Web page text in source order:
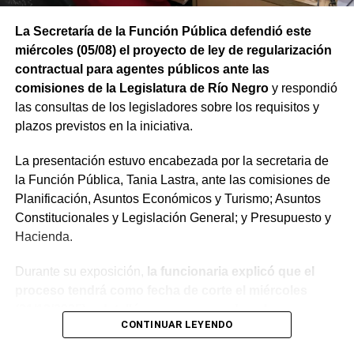
beneficios de estas inversiones”.
Weretilneck estuvo acompañado por los ministros de
Desarrollo Económico y Productivo, Carlos Banacloy; de
Salud, Demetrio Thalasselis y de Hacienda, Gabriel
Sánchez, junto al director ejecutivo de la Unidad
Provincial de Coordinación y Ejecución del
Los proyectos
El programa reúne cinco proyectos estratégicos. En
Guardia Mitre se construirán 85 km de nueva red eléctrica
conexiones rurales, permitirá incorporar bombeo y riego
por hectárea.
La Secretaría de la Función Pública defendió este
miércoles (05/08) el proyecto de ley de regularización
contractual para agentes públicos ante las
comisiones de la Legislatura de Río Negroy respondió
las consultas de los legisladores sobre los requisitos y
plazos previstos en la iniciativa.
La presentación estuvo encabezada por la secretaria de
la Función Pública, Tania Lastra, ante las comisiones de
Planificación, Asuntos Económicos y Turismo; Asuntos
Constitucionales y Legislación General; y Presupuesto y
Hacienda.
Durante su exposición,
la funcionaria explicó que el
(31/12/2025) y detalló que, para acceder a la
estabilidad, los agentes deberán aprobar el examen
CONTINUAR LEYENDO